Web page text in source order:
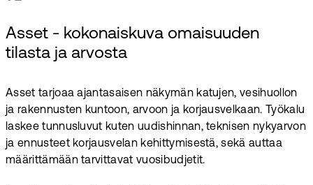
Asset - kokonaiskuva omaisuuden
tilasta ja arvosta
Asset tarjoaa ajantasaisen näkymän katujen, vesihuollon
ja rakennusten kuntoon, arvoon ja korjausvelkaan. Työkalu
laskee tunnusluvut kuten uudishinnan, teknisen nykyarvon
ja ennusteet korjausvelan kehittymisestä, sekä auttaa
määrittämään tarvittavat vuosibudjetit.